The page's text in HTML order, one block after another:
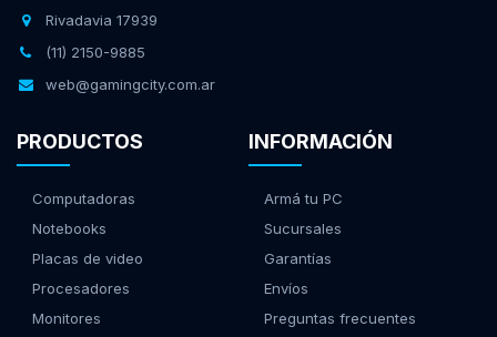
Rivadavia 17939
(11) 2150-9885
web@gamingcity.com.ar
PRODUCTOS
Computadoras
Notebooks
Placas de video
Procesadores
Monitores
INFORMACIÓN
Armá tu PC
Sucursales
Garantías
Envíos
Preguntas frecuentes